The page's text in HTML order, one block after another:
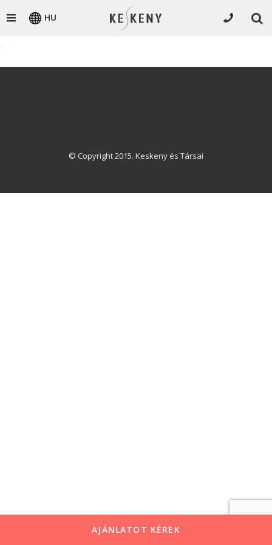
HU
© Copyright 2015. Keskeny és Társai
AJÁNLATOT KÉREK